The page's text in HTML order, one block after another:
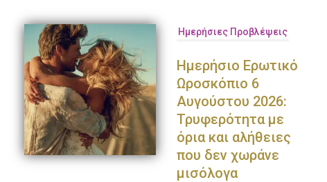
Ημερήσιες Προβλέψεις
Ημερήσιο Ερωτικό
Ωροσκόπιο 6
Αυγούστου 2026:
Τρυφερότητα με
όρια και αλήθειες
που δεν χωράνε
μισόλογα